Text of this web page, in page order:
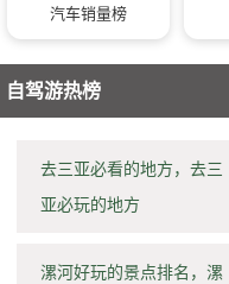
汽车销量榜
自驾游热榜
去三亚必看的地方，去三
亚必玩的地方
漯河好玩的景点排名，漯